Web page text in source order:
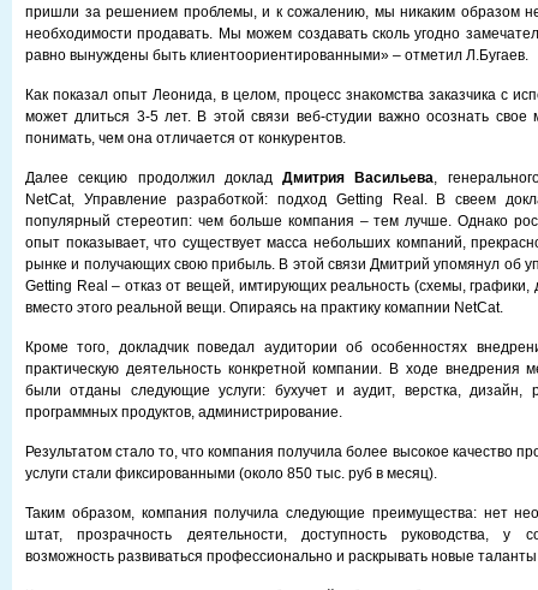
пришли за решением проблемы, и к сожалению, мы никаким образом
необходимости продавать. Мы можем создавать сколь угодно
равно вынуждены быть клиентоориентированными» – отметил Л.Бугаев.
Как показал опыт Леонида, в целом, процесс знакомства заказчика с
может длиться 3-5 лет. В этой связи веб-студии важно осознать
понимать, чем она отличается от конкурентов.
Далее секцию продолжил доклад Дмитрия Васильева,
NetCat, Управление разработкой: подход Getting Real. В свеем
популярный стереотип: чем больше компания – тем лучше. Однако
опыт показывает, что существует масса небольших компаний,
рынке и получающих свою прибыль. В этой связи Дмитрий упомянул об
Getting Real – отказ от вещей, имтирующих реальность (схемы, графики,
вместо этого реальной вещи. Опираясь на практику комапнии NetCat.
Кроме того, докладчик поведал аудитории об особенностях
практическую деятельность конкретной компании. В ходе внедрения
были отданы следующие услуги: бухучет и аудит, верстка, дизайн,
программных продуктов, администрирование.
Результатом стало то, что компания получила более высокое качество
услуги стали фиксированными (около 850 тыс. руб в месяц).
Таким образом, компания получила следующие преимущества: нет
штат, прозрачность деятельности, доступность руководства, у
возможность развиваться профессионально и раскрывать новые